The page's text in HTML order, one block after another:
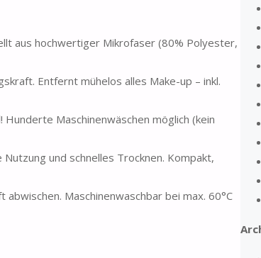
aus hochwertiger Mikrofaser (80% Polyester,
Entfernt mühelos alles Make-up – inkl.
Maschinenwäschen möglich (kein
und schnelles Trocknen. Kompakt,
Maschinenwaschbar bei max. 60°C